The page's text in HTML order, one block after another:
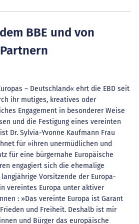
BBE und von
– Deutschland« ehrt die EBD seit
ihr mutiges, kreatives oder
Engagement in besonderer Weise
und die Festigung eines vereinten
Dr. Sylvia-Yvonne Kaufmann Frau
für »ihren unermüdlichen und
für eine bürgernahe Europäische
engagiert sich die ehemalige
Vorsitzende der Europa-
vereintes Europa unter aktiver
: »Das vereinte Europa ist Garant
und Freiheit. Deshalb ist mir
und Bürger das europäische